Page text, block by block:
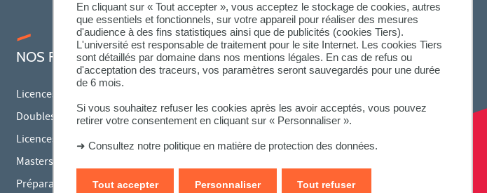
En cliquant sur « Tout accepter », vous acceptez le stockage de cookies, autres
que essentiels et fonctionnels, sur votre appareil pour réaliser des mesures
d'audience à des fins statistiques ainsi que de publicités (cookies Tiers).
L'université est responsable de traitement pour le site Internet. Les cookies Tiers
sont détaillés par domaine dans nos mentions légales. En cas de refus ou
d'acceptation des traceurs, vos paramètres seront sauvegardés pour une durée
de 6 mois.
Si vous souhaitez refuser les cookies après les avoir acceptés, vous pouvez
retirer votre consentement en cliquant sur « Personnaliser ».
➜ Consultez notre politique en matière de protection des données.
Tout accepter Tout refuser
Personnaliser
NOS FORMATIONS
Licences
Doubles licences
Licences pro
Masters
Préparations aux concours